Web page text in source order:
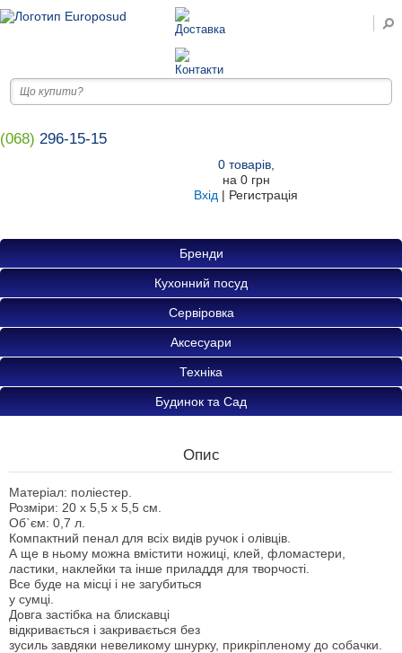
(068) 296-15-15
0товарів,
на 0 грн
Вхід | Регистрація
Бренди
Кухонний посуд
Сервіровка
Аксесуари
Техніка
Будинок та Сад
Опис
Матеріал: поліестер.
Розміри: 20 х 5,5 х 5,5 см.
Об`єм: 0,7 л.
Компактний пенал для всіх видів ручок і олівців.
А ще в ньому можна вмістити ножиці, клей, фломастери,
ластики, наклейки та інше приладдя для творчості.
Все буде на місці і не загубиться
у сумці.
Довга застібка на блискавці
відкривається і закривається без
зусиль завдяки невеликому шнурку, прикріпленому до собачки.